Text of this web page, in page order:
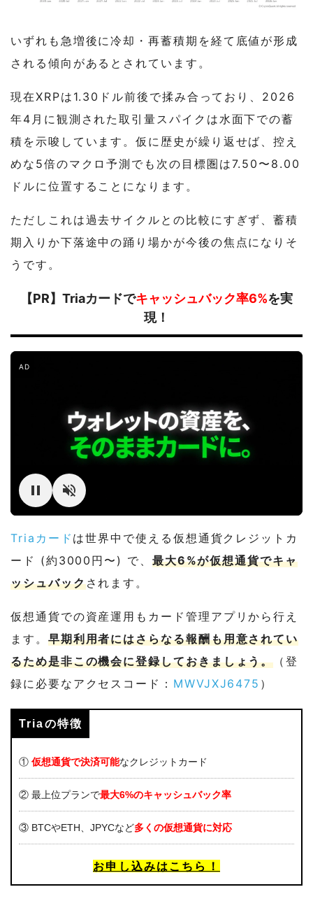
いずれも急増後に冷却・再蓄積期を経て底値が形成
される傾向があるとされています。
現在XRPは1.30ドル前後で揉み合っており、2026
年4月に観測された取引量スパイクは水面下での蓄
積を示唆しています。仮に歴史が繰り返せば、控え
めな5倍のマクロ予測でも次の目標圏は7.50〜8.00
ドルに位置することになります。
ただしこれは過去サイクルとの比較にすぎず、蓄積
期入りか下落途中の踊り場かが今後の焦点になりそ
うです。
【PR】Triaカードでキャッシュバック率6%を実
現！
AD
Triaカード は世界中で使える仮想通貨クレジットカ
ード (約3000円〜) で、 最大6%が仮想通貨でキャ
ッシュバックされます。
仮想通貨での資産運用もカード管理アプリから行え
ます。 早期利用者にはさらなる報酬も用意されてい
るため是非この機会に登録しておきましょう。 （登
録に必要なアクセスコード： MWVJXJ6475 ）
Triaの特徴
① 仮想通貨で決済可能なクレジットカード
② 最上位プランで最大6%のキャッシュバック率
③ BTCやETH、JPYCなど多くの仮想通貨に対応
お申し込みはこちら！